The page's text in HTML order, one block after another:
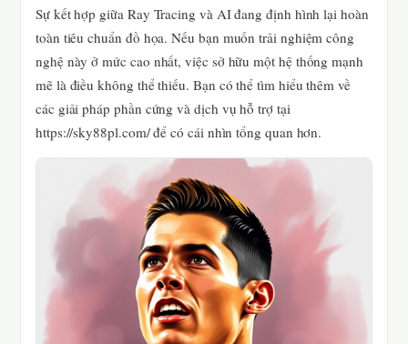
Sự kết hợp giữa Ray Tracing và AI đang định hình lại hoàn
toàn tiêu chuẩn đồ họa. Nếu bạn muốn trải nghiệm công
nghệ này ở mức cao nhất, việc sở hữu một hệ thống mạnh
mẽ là điều không thể thiếu. Bạn có thể tìm hiểu thêm về
các giải pháp phần cứng và dịch vụ hỗ trợ tại
https://sky88pl.com/ để có cái nhìn tổng quan hơn.